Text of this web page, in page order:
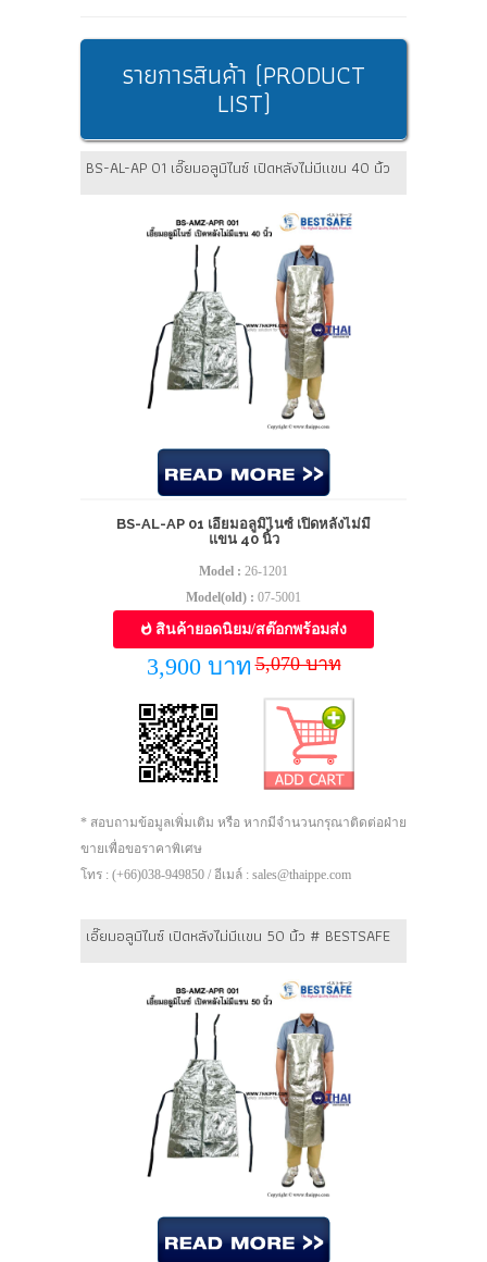
รายการสินค้า (PRODUCT
LIST)
BS-AL-AP 01 เอี๊ยมอลูมิไนซ์ เปิดหลังไม่มีแขน 40 นิ้ว
BS-AL-AP 01 เอี๊ยมอลูมิไนซ์ เปิดหลังไม่มี
แขน 40 นิ้ว
Model : 26-1201
Model(old) : 07-5001
สินค้ายอดนิยม/สต๊อกพร้อมส่ง
3,900 บาท 5,070 บาท
* สอบถามข้อมูลเพิ่มเติม หรือ หากมีจำนวนกรุณาติดต่อฝ่าย
ขายเพื่อขอราคาพิเศษ
โทร : (+66)038-949850 / อีเมล์ : sales@thaippe.com
เอี๊ยมอลูมิไนซ์ เปิดหลังไม่มีแขน 50 นิ้ว # BESTSAFE